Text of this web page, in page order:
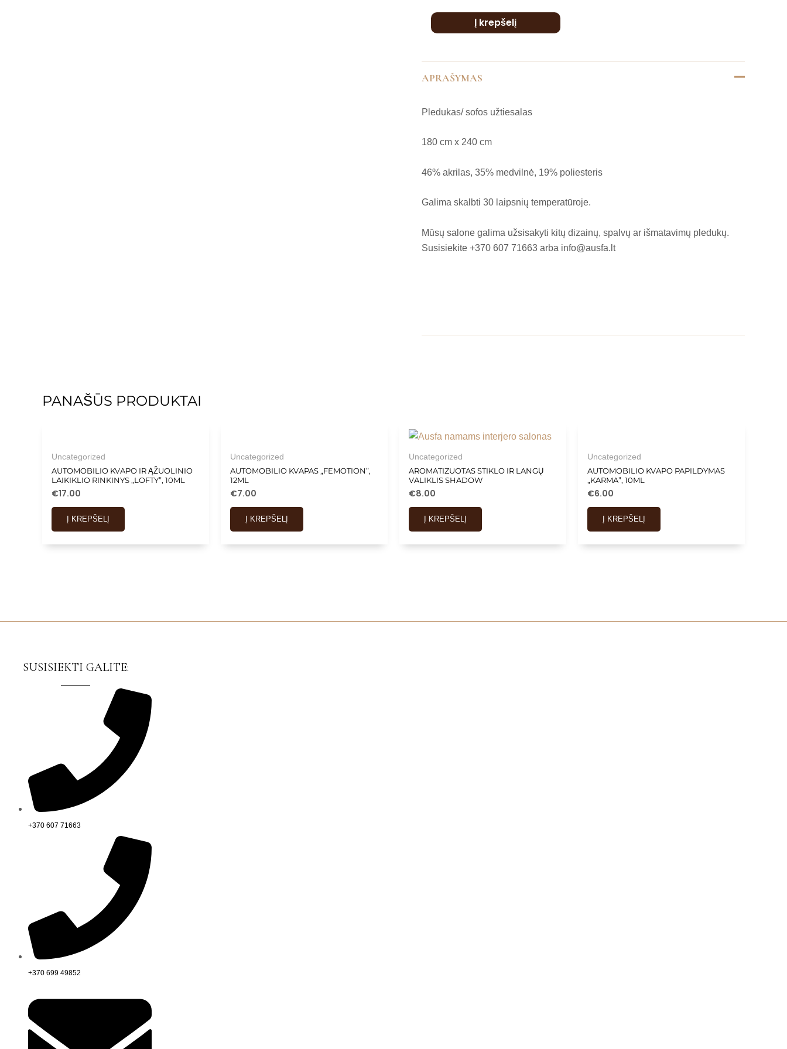
Į krepšelį
APRAŠYMAS
Pledukas/ sofos užtiesalas
180 cm x 240 cm
46% akrilas, 35% medvilnė, 19% poliesteris
Galima skalbti 30 laipsnių temperatūroje.
Mūsų salone galima užsisakyti kitų dizainų, spalvų ar išmatavimų pledukų.
Susisiekite +370 607 71663 arba info@ausfa.lt
PANAŠŪS PRODUKTAI
Uncategorized
AUTOMOBILIO KVAPO IR ĄŽUOLINIO
LAIKIKLIO RINKINYS „LOFTY”, 10ML
€17.00
Į KREPŠELĮ
Uncategorized
AUTOMOBILIO KVAPAS „FEMOTION”,
12ML
€7.00
Į KREPŠELĮ
Uncategorized
AROMATIZUOTAS STIKLO IR LANGŲ
VALIKLIS SHADOW
€8.00
Į KREPŠELĮ
Uncategorized
AUTOMOBILIO KVAPO PAPILDYMAS
„KARMA”, 10ML
€6.00
Į KREPŠELĮ
SUSISIEKTI GALITE:
+370 607 71663
+370 699 49852